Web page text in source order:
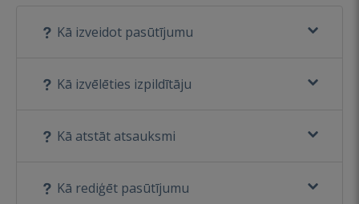
Kā izveidot pasūtījumu
Kā izvēlēties izpildītāju
Kā atstāt atsauksmi
Kā rediģēt pasūtījumu